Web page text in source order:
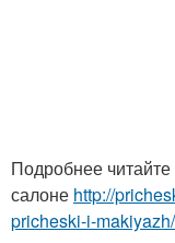
Подробнее
салоне http://
pricheski-i-